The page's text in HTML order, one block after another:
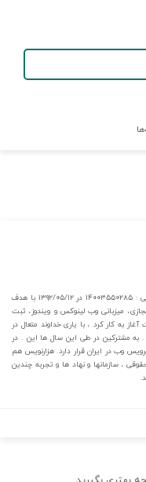
فناوران پویان هزارنویس به شماره ثبت : ۴۴۱۲۳۶ و شناسه ملی : ۱۴۰۰۳۵۵۰۲۸۵ در ۱۳۹۲/۰۵/۱۲ با هدف
میزبانی وب لینوکس و ویندوز، ثبت
به کار کرد ، با یاری خداوند متعال در
به مشترکین در طی این سال ها این . در
۱۰ . برتر ارائه دهنده سرویس وب در ایران قرار دارد. هزارنویس هم
، حقوقی ، سازمانها و نهاد ها و تجربه چندین